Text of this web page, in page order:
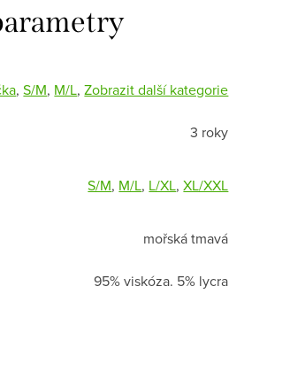
,S/M, M/L,Zobrazit další kategorie
3 roky
S/M, M/L, L/XL,XL/XXL
mořská tmavá
95% viskóza. 5% lycra